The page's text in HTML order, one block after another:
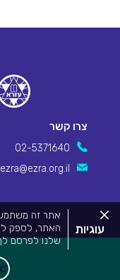
עוגיות
אתר זה משתמש
האתר, לספק לך
שלנו לפרסם
מידע המפרט
אותם, ניתן
סגור
את
מדיניות
צרו קשר
02-5371640
ezra@ezra.org.il